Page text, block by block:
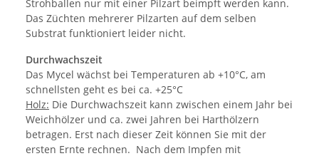
Strohballen nur mit einer Pilzart beimpft werden kann.
Das Züchten mehrerer Pilzarten auf dem selben
Substrat funktioniert leider nicht.
Durchwachszeit
Das Mycel wächst bei Temperaturen ab +10°C, am
schnellsten geht es bei ca. +25°C
Holz: Die Durchwachszeit kann zwischen einem Jahr bei
Weichhölzer und ca. zwei Jahren bei Harthölzern
betragen. Erst nach dieser Zeit können Sie mit der
ersten Ernte rechnen. Nach dem Impfen mit